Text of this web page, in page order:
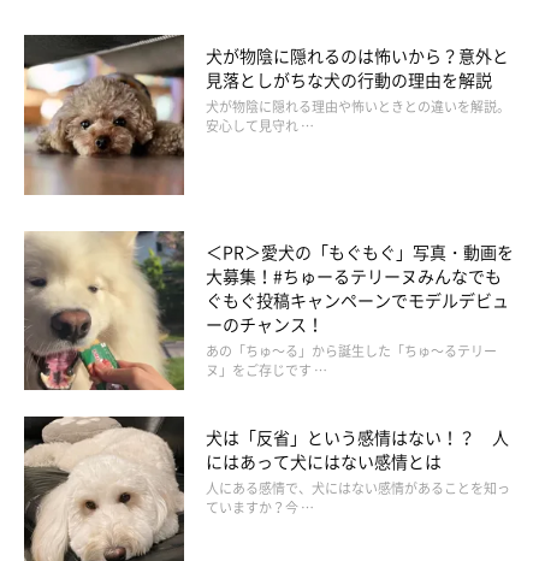
犬が物陰に隠れるのは怖いから？意外と
見落としがちな犬の行動の理由を解説
犬が物陰に隠れる理由や怖いときとの違いを解説。
安心して見守れ …
＜PR＞愛犬の「もぐもぐ」写真・動画を
大募集！#ちゅーるテリーヌみんなでも
ぐもぐ投稿キャンペーンでモデルデビュ
ーのチャンス！
あの「ちゅ～る」から誕生した「ちゅ～るテリー
ヌ」をご存じです …
犬は「反省」という感情はない！？ 人
にはあって犬にはない感情とは
人にある感情で、犬にはない感情があることを知っ
ていますか？今 …